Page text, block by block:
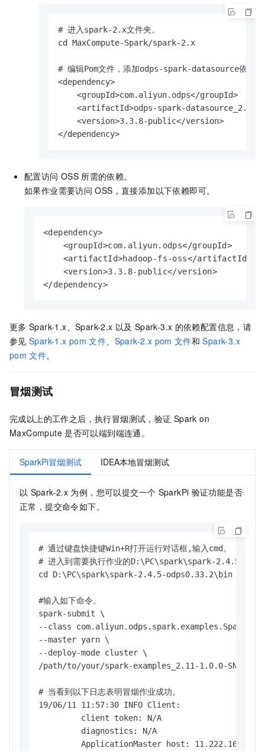
# 进入spark-2.x文件夹。
cd MaxCompute-Spark/spark-2.x
# 编辑Pom文件，添加odps-spark-datasource依赖。
<dependency>
    <groupId>com.aliyun.odps</groupId>
<artifactId>odps-spark-
    <version>3.3.8-public</version>
</dependency>
配置访问 OSS 所需的依赖。
如果作业需要访问 OSS，直接添加以下依赖即可。
<dependency>
    <groupId>com.aliyun.odps</groupId>
    <artifactId>hadoop-fs-oss</artifactId>
    <version>3.3.8-public</version>
</dependency>
更多 Spark-1.x、Spark-2.x 以及 Spark-3.x 的依赖配置信息，请
参见 Spark-1.x pom 文件 Spark-2.x pom 文件和 Spark-3.x
pom 文件。
冒烟测试
完成以上的工作之后，执行冒烟测试，验证 Spark on
MaxCompute 是否可以端到端连通。
SparkPi冒烟测试 IDEA本地冒烟测试
以 Spark-2.x 为例，您可以提交一个 SparkPi 验证功能是否
正常，提交命令如下。
# 通过键盘快捷键Win+R打开运行对话框,输入cmd。
# 进入到需要执行作业的D:\PC\spark\spark-2.4.5-
cd D:\PC\spark\spark-2.4.5-odps0.33.2\bin
#输入如下命令。
spark-submit \
--class com.aliyun.odps.spark.examples.SparkPi \
--master yarn \
--deploy-mode cluster \
/path/to/your/spark-examples_2.11-1.0.0-
# 当看到以下日志表明冒烟作业成功。
19/06/11 11:57:30 INFO Client:
         client token: N/A
         diagnostics: N/A
         ApplicationMaster host: 11.222.166.90